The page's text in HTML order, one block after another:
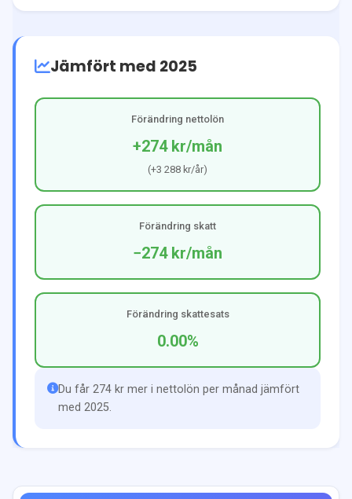
Jämfört med 2025
Förändring nettolön
+274 kr/mån
(+3 288 kr/år)
Förändring skatt
−274 kr/mån
Förändring skattesats
0.00%
Du får 274 kr mer i nettolön per månad jämfört
med 2025.